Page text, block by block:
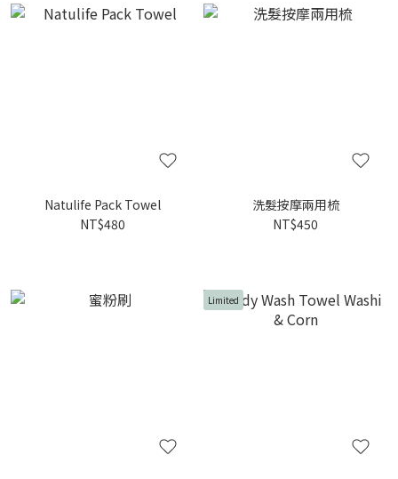
Natulife Pack Towel
NT$480
洗髮按摩兩用梳
NT$450
Limited